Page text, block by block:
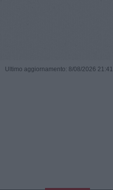
Ultimo aggiornamento: 8/08/2026 21:41 |